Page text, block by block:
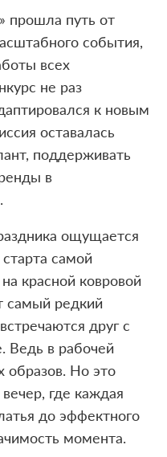
прошла путь от
события,
всех
не раз
к новым
оставалась
поддерживать
в
ощущается
самой
красной ковровой
самый редкий
друг с
Ведь в рабочей
образов. Но это
где каждая
до эффектного
момента.